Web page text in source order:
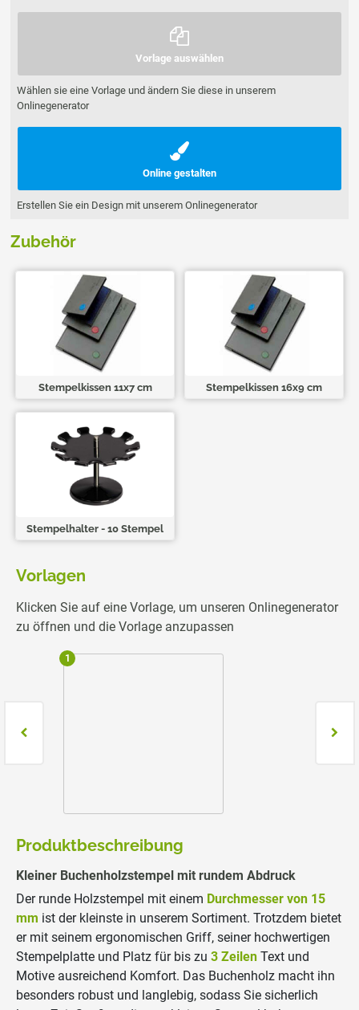
Vorlage auswählen
Wählen sie eine Vorlage und ändern Sie diese in unserem
Onlinegenerator
Online gestalten
Erstellen Sie ein Design mit unserem Onlinegenerator
Zubehör
Stempelkissen 11x7 cm Stempelkissen 16x9 cm
Stempelhalter - 10 Stempel
Vorlagen
Klicken Sie auf eine Vorlage, um unseren Onlinegenerator
zu öffnen und die Vorlage anzupassen
1
Produktbeschreibung
Kleiner Buchenholzstempel mit rundem Abdruck
Der runde Holzstempel mit einem Durchmesser von 15
mm ist der kleinste in unserem Sortiment. Trotzdem bietet
er mit seinem ergonomischen Griff, seiner hochwertigen
Stempelplatte und Platz für bis zu 3 Zeilen Text und
Motive ausreichend Komfort. Das Buchenholz macht ihn
besonders robust und langlebig, sodass Sie sicherlich